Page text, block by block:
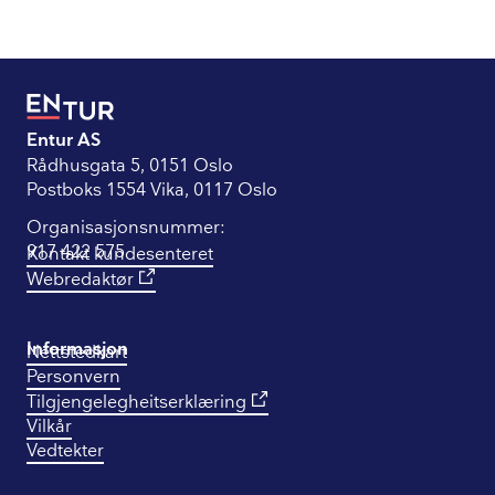
Entur AS
Rådhusgata 5, 0151 Oslo
Postboks 1554 Vika, 0117 Oslo
Organisasjonsnummer:
917 422 575
Kontakt kundesenteret
Webredaktør
Informasjon
Nettstedkart
Personvern
Tilgjengelegheitserklæring
Vilkår
Vedtekter